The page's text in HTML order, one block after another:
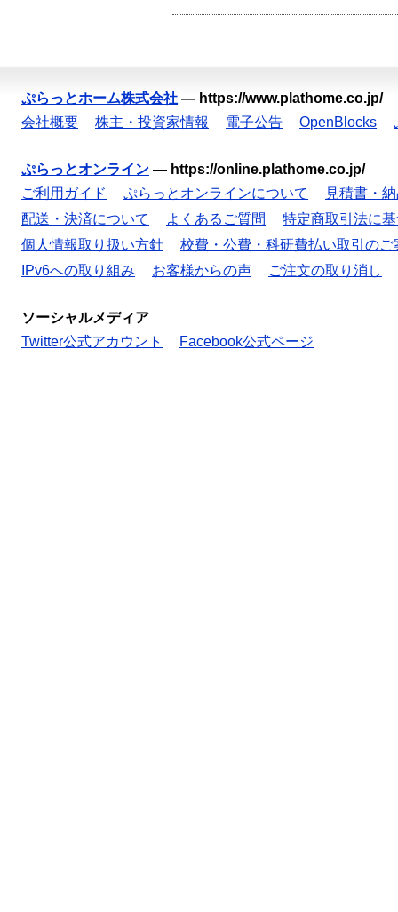
ぷらっとホーム株式会社 — https://www.plathome.co.jp/
会社概要
株主・投資家情報 電子公告 OpenBlocks
ぷらっとオンライン — https://online.plathome.co.jp/
ご利用ガイド
ぷらっとオンラインについて
見積書・
配送・決済について
よくあるご質問
特定商取引法に
個人情報取り扱い方針
校費・公費・科研費払い取引のご
IPv6への取り組み
お客様からの声 ご注文の取り消し
ソーシャルメディア
Twitter公式アカウント
Facebook公式ページ